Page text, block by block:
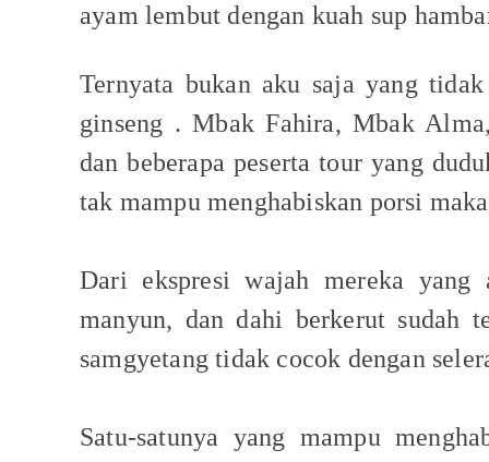
ayam lembut dengan kuah sup
Ternyata bukan aku saja yang
ginseng . Mbak Fahira, Mbak
dan beberapa peserta tour yang
tak mampu menghabiskan porsi
Dari ekspresi wajah mereka yang
manyun, dan dahi berkerut sudah
samgyetang tidak cocok dengan
Satu-satunya yang mampu